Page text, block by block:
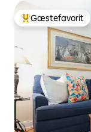
Bedste
Gæstefavorit